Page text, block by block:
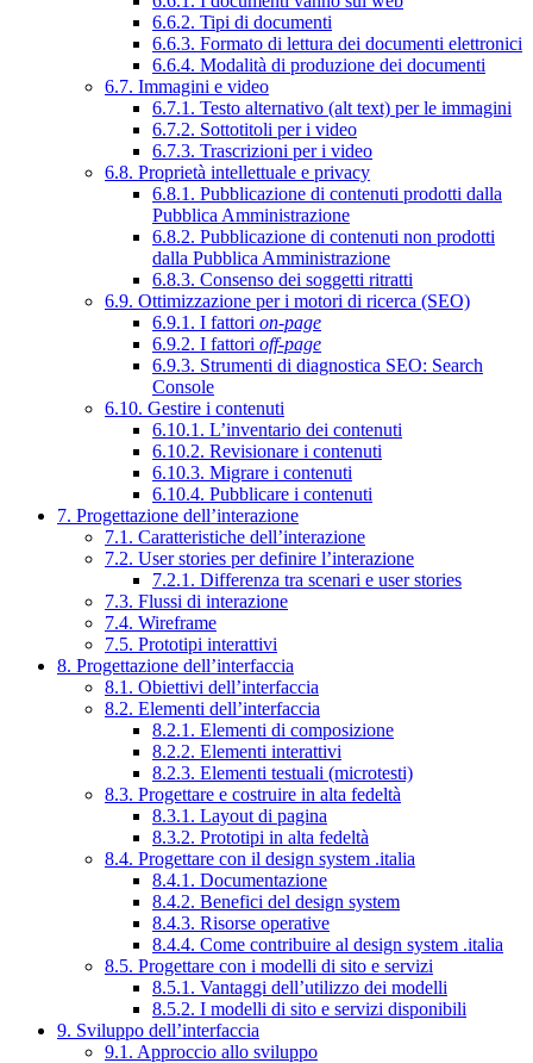
6.6.2. Tipi di documenti
6.6.3. Formato di lettura dei documenti elettronici
6.6.4. Modalità di produzione dei documenti
6.7. Immagini e video
6.7.1. Testo alternativo (alt text) per le immagini
6.7.2. Sottotitoli per i video
6.7.3. Trascrizioni per i video
6.8. Proprietà intellettuale e privacy
6.8.1. Pubblicazione di contenuti prodotti dalla
Pubblica Amministrazione
6.8.2. Pubblicazione di contenuti non prodotti
dalla Pubblica Amministrazione
6.8.3. Consenso dei soggetti ritratti
6.9. Ottimizzazione per i motori di ricerca (SEO)
6.9.1. I fattori on-page
6.9.2. I fattori off-page
6.9.3. Strumenti di diagnostica SEO: Search
Console
6.10. Gestire i contenuti
6.10.1. L’inventario dei contenuti
6.10.2. Revisionare i contenuti
6.10.3. Migrare i contenuti
6.10.4. Pubblicare i contenuti
7. Progettazione dell’interazione
7.1. Caratteristiche dell’interazione
7.2. User stories per definire l’interazione
7.2.1. Differenza tra scenari e user stories
7.3. Flussi di interazione
7.4. Wireframe
7.5. Prototipi interattivi
8. Progettazione dell’interfaccia
8.1. Obiettivi dell’interfaccia
8.2. Elementi dell’interfaccia
8.2.1. Elementi di composizione
8.2.2. Elementi interattivi
8.2.3. Elementi testuali (microtesti)
8.3. Progettare e costruire in alta fedeltà
8.3.1. Layout di pagina
8.3.2. Prototipi in alta fedeltà
8.4. Progettare con il design system .italia
8.4.1. Documentazione
8.4.2. Benefici del design system
8.4.3. Risorse operative
8.4.4. Come contribuire al design system .italia
8.5. Progettare con i modelli di sito e servizi
8.5.1. Vantaggi dell’utilizzo dei modelli
8.5.2. I modelli di sito e servizi disponibili
9. Sviluppo dell’interfaccia
9.1. Approccio allo sviluppo